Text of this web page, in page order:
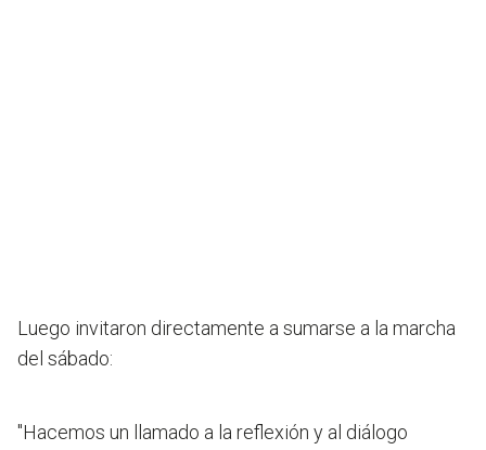
Luego invitaron directamente a sumarse a la marcha
del sábado:
"Hacemos un llamado a la reflexión y al diálogo